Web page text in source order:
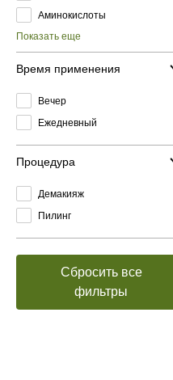
Аминокислоты
Показать еще
Время применения
Вечер
Ежедневный
Процедура
Демакияж
Пилинг
Сбросить все
фильтры